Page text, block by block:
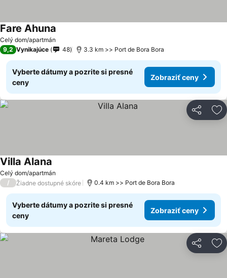
Celý dom/apartmán
Fare Ahuna
9,2 Vynikajúce 48 3.3 km >> Port de Bora Bora
Vyberte dátumy a pozrite si presné
ceny
Zobraziť ceny
Zdieľať
Celý dom/apartmán
Villa Alana
/ Žiadne dostupné skóre 0.4 km >> Port de Bora Bora
Vyberte dátumy a pozrite si presné
ceny
Zobraziť ceny
Zdieľať